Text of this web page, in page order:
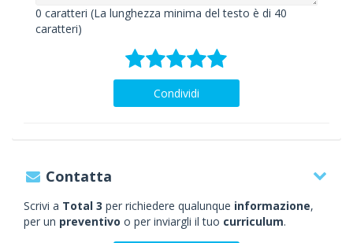
0 caratteri (La lunghezza minima del testo è di 40
caratteri)
Condividi
Contatta
Scrivi a Total 3 per richiedere qualunque informazione,
per un preventivo o per inviargli il tuo curriculum.